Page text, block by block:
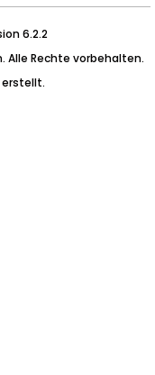
6.2.2
Alle Rechte vorbehalten.
erstellt.